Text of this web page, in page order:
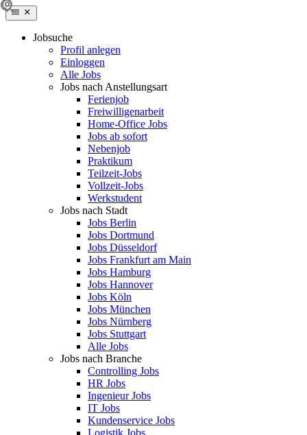
Jobsuche
Profil anlegen
Einloggen
Alle Jobs
Jobs nach Anstellungsart
Ferienjob
Freiwilligenarbeit
Home-Office Jobs
Jobs ab sofort
Nebenjob
Praktikum
Teilzeit-Jobs
Vollzeit-Jobs
Werkstudent
Jobs nach Stadt
Jobs Berlin
Jobs Dortmund
Jobs Düsseldorf
Jobs Frankfurt am Main
Jobs Hamburg
Jobs Hannover
Jobs Köln
Jobs München
Jobs Nürnberg
Jobs Stuttgart
Alle Jobs
Jobs nach Branche
Controlling Jobs
HR Jobs
Ingenieur Jobs
IT Jobs
Kundenservice Jobs
Logistik Jobs